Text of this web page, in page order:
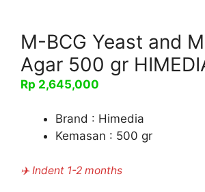
M-BCG Yeast and
Agar 500 gr
Rp 2,645,000
Brand : Himedia
Kemasan : 500 gr
✈️ Indent 1-2 months